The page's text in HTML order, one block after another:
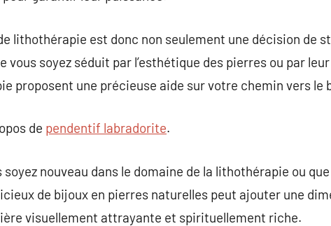
lithothérapie est donc non seulement une décision de
vous soyez séduit par l’esthétique des pierres ou par
proposent une précieuse aide sur votre chemin vers le
de pendentif labradorite.
nouveau dans le domaine de la lithothérapie ou
de bijoux en pierres naturelles peut ajouter une
visuellement attrayante et spirituellement riche.